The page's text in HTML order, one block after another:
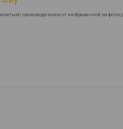
производителем от изображенной на